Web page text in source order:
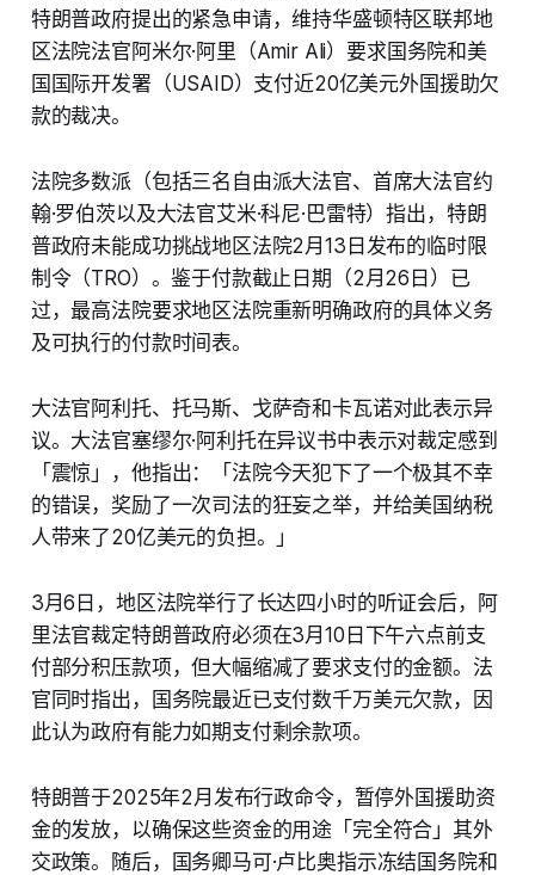
特朗普政府提出的紧急申请，维持华盛顿特区联邦地
区法院法官阿米尔·阿里（Amir Ali）要求国务院和美
国国际开发署（USAID）支付近20亿美元外国援助欠
款的裁决。
法院多数派（包括三名自由派大法官、首席大法官约
翰·罗伯茨以及大法官艾米·科尼·巴雷特）指出，特朗
普政府未能成功挑战地区法院2月13日发布的临时限
制令（TRO）。鉴于付款截止日期（2月26日）已
过，最高法院要求地区法院重新明确政府的具体义务
及可执行的付款时间表。
大法官阿利托、托马斯、戈萨奇和卡瓦诺对此表示异
议。大法官塞缪尔·阿利托在异议书中表示对裁定感到
「震惊」，他指出：「法院今天犯下了一个极其不幸
的错误，奖励了一次司法的狂妄之举，并给美国纳税
人带来了20亿美元的负担。」
3月6日，地区法院举行了长达四小时的听证会后，阿
里法官裁定特朗普政府必须在3月10日下午六点前支
付部分积压款项，但大幅缩减了要求支付的金额。法
官同时指出，国务院最近已支付数千万美元欠款，因
此认为政府有能力如期支付剩余款项。
特朗普于2025年2月发布行政命令，暂停外国援助资
金的发放，以确保这些资金的用途「完全符合」其外
交政策。随后，国务卿马可·卢比奥指示冻结国务院和